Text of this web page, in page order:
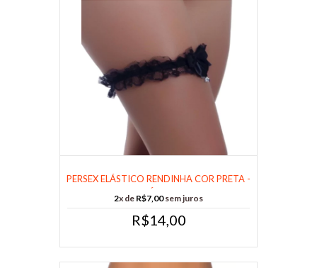
PERSEX ELÁSTICO RENDINHA COR PRETA -
CÓD......
2x de R$7,00sem juros
R$14,00